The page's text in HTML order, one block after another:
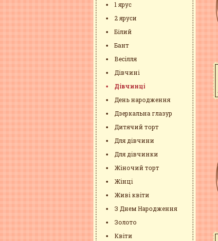
1 ярус
2 яруси
Білий
Бант
Весілля
Дівчині
Дівчинці
День народження
Дзеркальна глазур
Дитячий торт
Для дівчини
Для дівчинки
Жіночий торт
Жінці
Живі квіти
З Днем Народження
Золото
Квіти